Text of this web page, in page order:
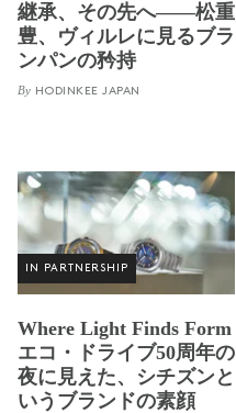
継承、その先へ——松重
豊、ヴィルレに見るブラ
ンパンの矜持
By HODINKEE JAPAN
IN PARTNERSHIP
Where Light Finds Form
エコ・ドライブ50周年の
夜に見えた、シチズンと
いうブランドの素顔